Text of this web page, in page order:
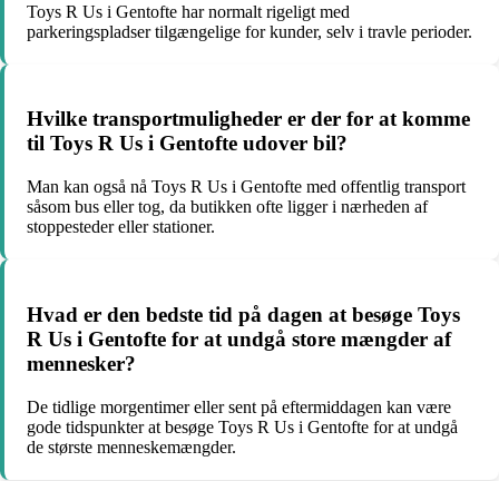
Toys R Us i Gentofte har normalt rigeligt med
parkeringspladser tilgængelige for kunder, selv i travle perioder.
Hvilke transportmuligheder er der for at komme
til Toys R Us i Gentofte udover bil?
Man kan også nå Toys R Us i Gentofte med offentlig transport
såsom bus eller tog, da butikken ofte ligger i nærheden af
stoppesteder eller stationer.
Hvad er den bedste tid på dagen at besøge Toys
R Us i Gentofte for at undgå store mængder af
mennesker?
De tidlige morgentimer eller sent på eftermiddagen kan være
gode tidspunkter at besøge Toys R Us i Gentofte for at undgå
de største menneskemængder.